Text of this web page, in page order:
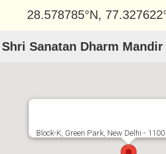
28.578785°N, 77.327622
Shri Sanatan Dharm
Block-K, Green Park, New Delhi -